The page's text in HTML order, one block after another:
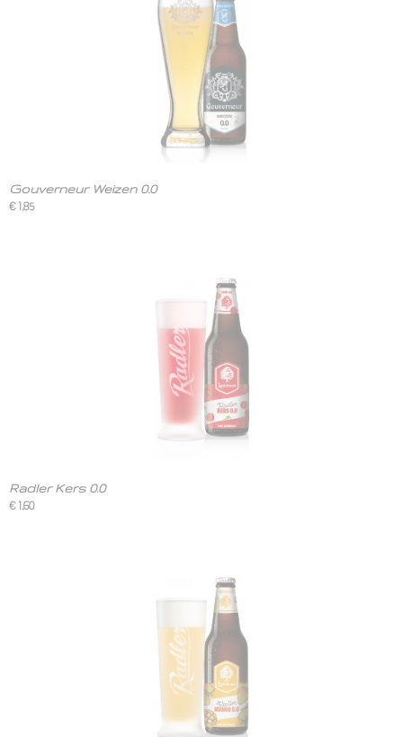
Gouverneur Weizen 0.0
€ 1,85
Radler Kers 0.0
€ 1,60